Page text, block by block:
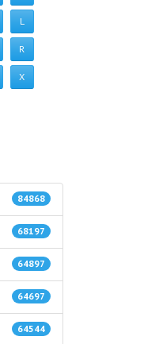
L
R
X
84868
68197
64897
64697
64544